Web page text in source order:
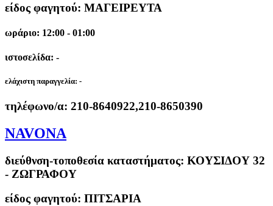
είδος φαγητού: ΜΑΓΕΙΡΕΥΤΑ
ωράριο: 12:00 - 01:00
ιστοσελίδα: -
ελάχιστη παραγγελία: -
τηλέφωνο/α: 210-8640922,210-8650390
NAVONA
διεύθνση-τοποθεσία καταστήματος: ΚΟΥΣΙΔΟΥ 32
- ΖΩΓΡΑΦΟΥ
είδος φαγητού: ΠΙΤΣΑΡΙΑ